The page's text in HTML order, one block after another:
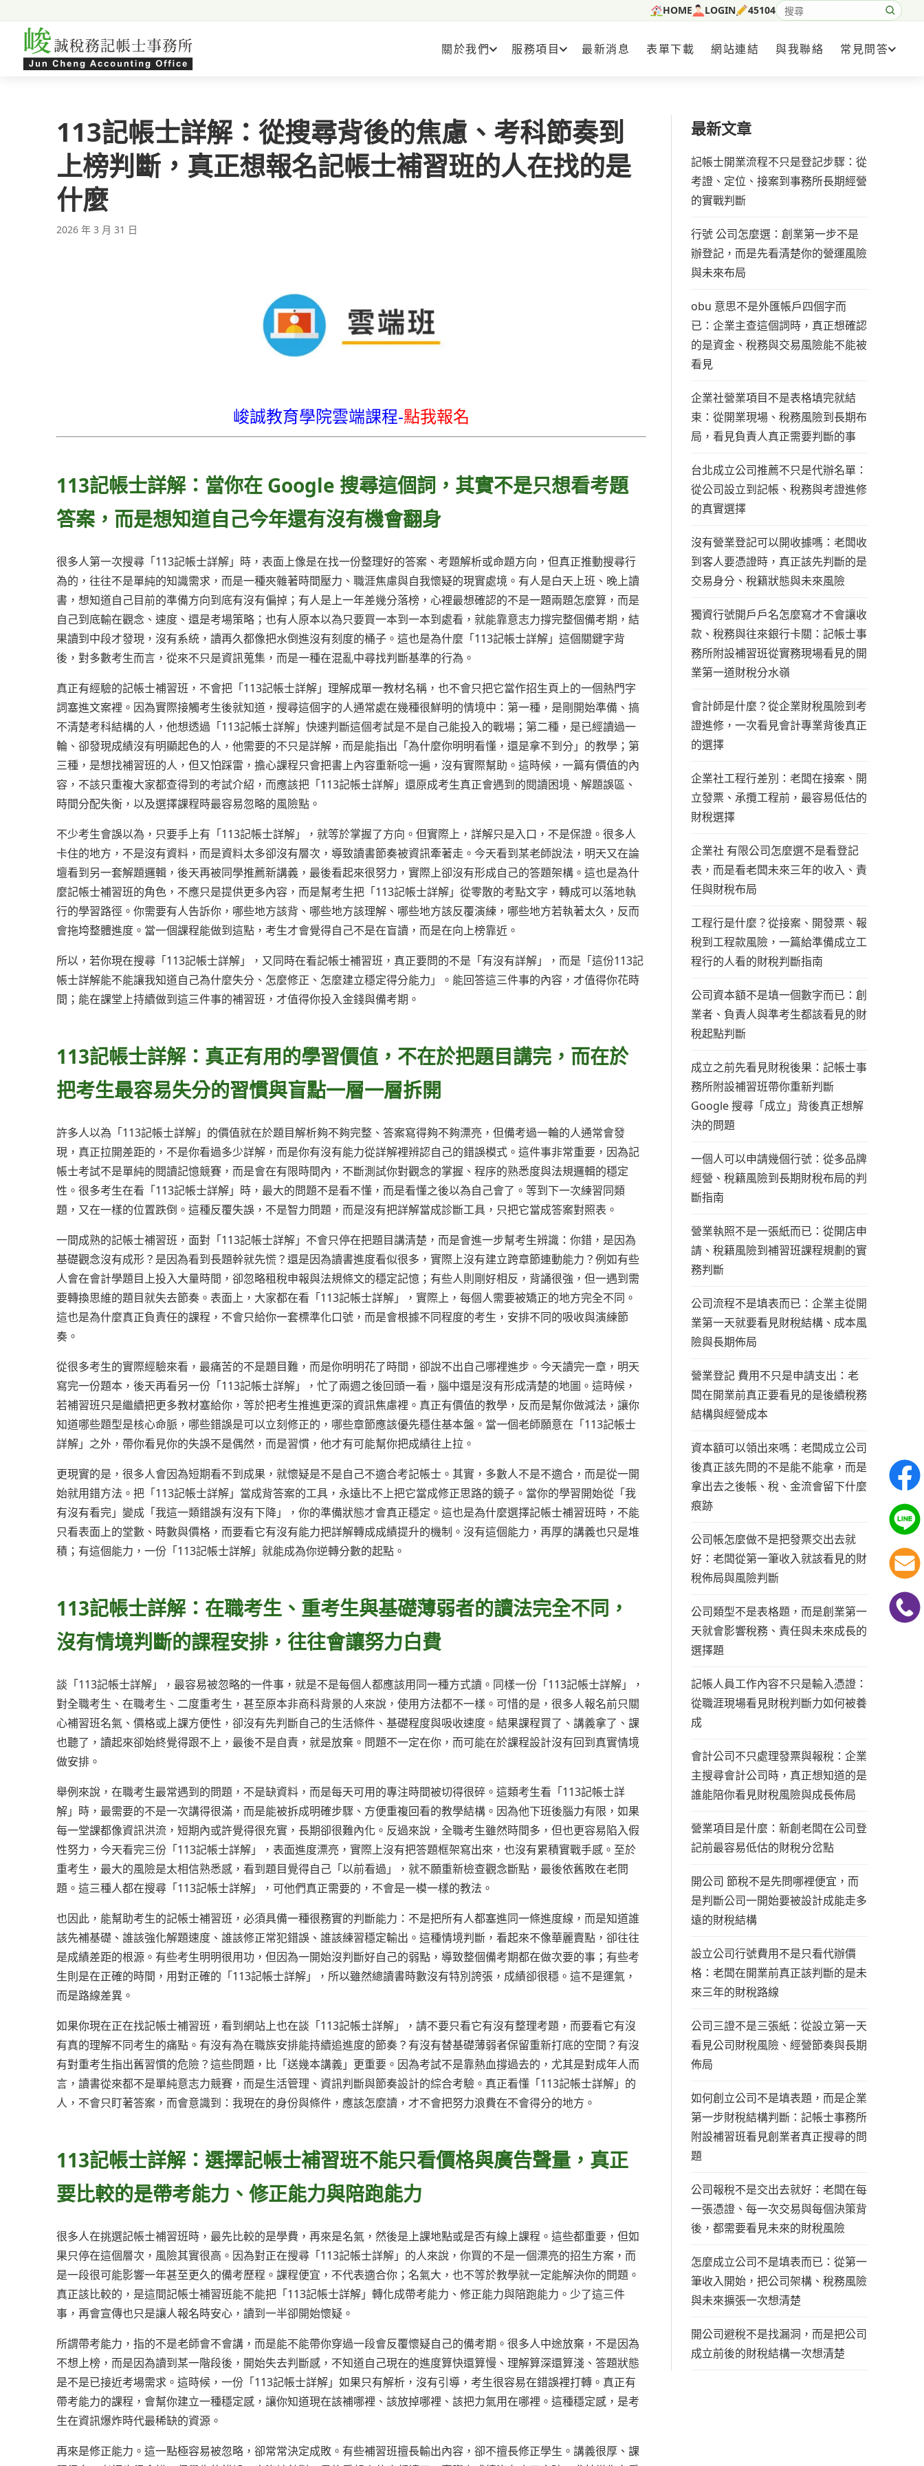
HOME LOGIN 45104
搜尋網站內容
關於我們
服務項目 最新消息 表單下載 網站連結 與我聯絡 常見問答
113記帳士詳解：從搜尋背後的焦慮、考科節奏到
上榜判斷，真正想報名記帳士補習班的人在找的是
什麼
2026 年 3 月 31 日
峻誠教育學院雲端課程-點我報名
113記帳士詳解：當你在 Google 搜尋這個詞，其實不是只想看考題
答案，而是想知道自己今年還有沒有機會翻身
很多人第一次搜尋「113記帳士詳解」時，表面上像是在找一份整理好的答案、考題解析或命題方向，但真正推動搜尋行
為的，往往不是單純的知識需求，而是一種夾雜著時間壓力、職涯焦慮與自我懷疑的現實處境。有人是白天上班、晚上讀
書，想知道自己目前的準備方向到底有沒有偏掉；有人是上一年差幾分落榜，心裡最想確認的不是一題兩題怎麼算，而是
自己到底輸在觀念、速度、還是考場策略；也有人原本以為只要買一本到一本到處看，就能靠意志力撐完整個備考期，結
果讀到中段才發現，沒有系統，讀再久都像把水倒進沒有刻度的桶子。這也是為什麼「113記帳士詳解」這個關鍵字背
後，對多數考生而言，從來不只是資訊蒐集，而是一種在混亂中尋找判斷基準的行為。
真正有經驗的記帳士補習班，不會把「113記帳士詳解」理解成單一教材名稱，也不會只把它當作招生頁上的一個熱門字
詞塞進文案裡。因為實際接觸考生後就知道，搜尋這個字的人通常處在幾種很鮮明的情境中：第一種，是剛開始準備、搞
不清楚考科結構的人，他想透過「113記帳士詳解」快速判斷這個考試是不是自己能投入的戰場；第二種，是已經讀過一
輪、卻發現成績沒有明顯起色的人，他需要的不只是詳解，而是能指出「為什麼你明明看懂，還是拿不到分」的教學；第
三種，是想找補習班的人，但又怕踩雷，擔心課程只會把書上內容重新唸一遍，沒有實際幫助。這時候，一篇有價值的內
容，不該只重複大家都查得到的考試介紹，而應該把「113記帳士詳解」還原成考生真正會遇到的閱讀困境、解題誤區、
時間分配失衡，以及選擇課程時最容易忽略的風險點。
不少考生會誤以為，只要手上有「113記帳士詳解」，就等於掌握了方向。但實際上，詳解只是入口，不是保證。很多人
卡住的地方，不是沒有資料，而是資料太多卻沒有層次，導致讀書節奏被資訊牽著走。今天看到某老師說法，明天又在論
壇看到另一套解題邏輯，後天再被同學推薦新講義，最後看起來很努力，實際上卻沒有形成自己的答題架構。這也是為什
麼記帳士補習班的角色，不應只是提供更多內容，而是幫考生把「113記帳士詳解」從零散的考點文字，轉成可以落地執
行的學習路徑。你需要有人告訴你，哪些地方該背、哪些地方該理解、哪些地方該反覆演練，哪些地方若執著太久，反而
會拖垮整體進度。當一個課程能做到這點，考生才會覺得自己不是在盲讀，而是在向上榜靠近。
所以，若你現在搜尋「113記帳士詳解」，又同時在看記帳士補習班，真正要問的不是「有沒有詳解」，而是「這份113記
帳士詳解能不能讓我知道自己為什麼失分、怎麼修正、怎麼建立穩定得分能力」。能回答這三件事的內容，才值得你花時
間；能在課堂上持續做到這三件事的補習班，才值得你投入金錢與備考期。
113記帳士詳解：真正有用的學習價值，不在於把題目講完，而在於
把考生最容易失分的習慣與盲點一層一層拆開
許多人以為「113記帳士詳解」的價值就在於題目解析夠不夠完整、答案寫得夠不夠漂亮，但備考過一輪的人通常會發
現，真正拉開差距的，不是你看過多少詳解，而是你有沒有能力從詳解裡辨認自己的錯誤模式。這件事非常重要，因為記
帳士考試不是單純的閱讀記憶競賽，而是會在有限時間內，不斷測試你對觀念的掌握、程序的熟悉度與法規邏輯的穩定
性。很多考生在看「113記帳士詳解」時，最大的問題不是看不懂，而是看懂之後以為自己會了。等到下一次練習同類
題，又在一樣的位置跌倒。這種反覆失誤，不是智力問題，而是沒有把詳解當成診斷工具，只把它當成答案對照表。
一間成熟的記帳士補習班，面對「113記帳士詳解」不會只停在把題目講清楚，而是會進一步幫考生辨識：你錯，是因為
基礎觀念沒有成形？是因為看到長題幹就先慌？還是因為讀書進度看似很多，實際上沒有建立跨章節連動能力？例如有些
人會在會計學題目上投入大量時間，卻忽略租稅申報與法規條文的穩定記憶；有些人則剛好相反，背誦很強，但一遇到需
要轉換思維的題目就失去節奏。表面上，大家都在看「113記帳士詳解」，實際上，每個人需要被矯正的地方完全不同。
這也是為什麼真正負責任的課程，不會只給你一套標準化口號，而是會根據不同程度的考生，安排不同的吸收與演練節
奏。
從很多考生的實際經驗來看，最痛苦的不是題目難，而是你明明花了時間，卻說不出自己哪裡進步。今天讀完一章，明天
寫完一份題本，後天再看另一份「113記帳士詳解」，忙了兩週之後回頭一看，腦中還是沒有形成清楚的地圖。這時候，
若補習班只是繼續把更多教材塞給你，等於把考生推進更深的資訊焦慮裡。真正有價值的教學，反而是幫你做減法，讓你
知道哪些題型是核心命脈，哪些錯誤是可以立刻修正的，哪些章節應該優先穩住基本盤。當一個老師願意在「113記帳士
詳解」之外，帶你看見你的失誤不是偶然，而是習慣，他才有可能幫你把成績往上拉。
更現實的是，很多人會因為短期看不到成果，就懷疑是不是自己不適合考記帳士。其實，多數人不是不適合，而是從一開
始就用錯方法。把「113記帳士詳解」當成背答案的工具，永遠比不上把它當成修正思路的鏡子。當你的學習開始從「我
有沒有看完」變成「我這一類錯誤有沒有下降」，你的準備狀態才會真正穩定。這也是為什麼選擇記帳士補習班時，不能
只看表面上的堂數、時數與價格，而要看它有沒有能力把詳解轉成成績提升的機制。沒有這個能力，再厚的講義也只是堆
積；有這個能力，一份「113記帳士詳解」就能成為你逆轉分數的起點。
113記帳士詳解：在職考生、重考生與基礎薄弱者的讀法完全不同，
沒有情境判斷的課程安排，往往會讓努力白費
談「113記帳士詳解」，最容易被忽略的一件事，就是不是每個人都應該用同一種方式讀。同樣一份「113記帳士詳解」，
對全職考生、在職考生、二度重考生，甚至原本非商科背景的人來說，使用方法都不一樣。可惜的是，很多人報名前只關
心補習班名氣、價格或上課方便性，卻沒有先判斷自己的生活條件、基礎程度與吸收速度。結果課程買了、講義拿了、課
也聽了，讀起來卻始終覺得跟不上，最後不是自責，就是放棄。問題不一定在你，而可能在於課程設計沒有回到真實情境
做安排。
舉例來說，在職考生最常遇到的問題，不是缺資料，而是每天可用的專注時間被切得很碎。這類考生看「113記帳士詳
解」時，最需要的不是一次講得很滿，而是能被拆成明確步驟、方便重複回看的教學結構。因為他下班後腦力有限，如果
每一堂課都像資訊洪流，短期內或許覺得很充實，長期卻很難內化。反過來說，全職考生雖然時間多，但也更容易陷入假
性努力，今天看完三份「113記帳士詳解」，表面進度漂亮，實際上沒有把答題框架寫出來，也沒有累積實戰手感。至於
重考生，最大的風險是太相信熟悉感，看到題目覺得自己「以前看過」，就不願重新檢查觀念斷點，最後依舊敗在老問
題。這三種人都在搜尋「113記帳士詳解」，可他們真正需要的，不會是一模一樣的教法。
也因此，能幫助考生的記帳士補習班，必須具備一種很務實的判斷能力：不是把所有人都塞進同一條進度線，而是知道誰
該先補基礎、誰該強化解題速度、誰該修正常犯錯誤、誰該練習穩定輸出。這種情境判斷，看起來不像華麗賣點，卻往往
是成績差距的根源。有些考生明明很用功，但因為一開始沒判斷好自己的弱點，導致整個備考期都在做次要的事；有些考
生則是在正確的時間，用對正確的「113記帳士詳解」，所以雖然總讀書時數沒有特別誇張，成績卻很穩。這不是運氣，
而是路線差異。
如果你現在正在找記帳士補習班，看到網站上也在談「113記帳士詳解」，請不要只看它有沒有整理考題，而要看它有沒
有真的理解不同考生的痛點。有沒有為在職族安排能持續追進度的節奏？有沒有替基礎薄弱者保留重新打底的空間？有沒
有對重考生指出舊習慣的危險？這些問題，比「送幾本講義」更重要。因為考試不是靠熱血撐過去的，尤其是對成年人而
言，讀書從來都不是單純意志力競賽，而是生活管理、資訊判斷與節奏設計的綜合考驗。真正看懂「113記帳士詳解」的
人，不會只盯著答案，而會意識到：我現在的身份與條件，應該怎麼讀，才不會把努力浪費在不會得分的地方。
113記帳士詳解：選擇記帳士補習班不能只看價格與廣告聲量，真正
要比較的是帶考能力、修正能力與陪跑能力
很多人在挑選記帳士補習班時，最先比較的是學費，再來是名氣，然後是上課地點或是否有線上課程。這些都重要，但如
果只停在這個層次，風險其實很高。因為對正在搜尋「113記帳士詳解」的人來說，你買的不是一個漂亮的招生方案，而
是一段很可能影響一年甚至更久的備考歷程。課程便宜，不代表適合你；名氣大，也不等於教學就一定能解決你的問題。
真正該比較的，是這間記帳士補習班能不能把「113記帳士詳解」轉化成帶考能力、修正能力與陪跑能力。少了這三件
事，再會宣傳也只是讓人報名時安心，讀到一半卻開始懷疑。
所謂帶考能力，指的不是老師會不會講，而是能不能帶你穿過一段會反覆懷疑自己的備考期。很多人中途放棄，不是因為
不想上榜，而是因為讀到某一階段後，開始失去判斷感，不知道自己現在的進度算快還算慢、理解算深還算淺、答題狀態
是不是已接近考場需求。這時候，一份「113記帳士詳解」如果只有解析，沒有引導，考生很容易在錯誤裡打轉。真正有
帶考能力的課程，會幫你建立一種穩定感，讓你知道現在該補哪裡、該放掉哪裡、該把力氣用在哪裡。這種穩定感，是考
生在資訊爆炸時代最稀缺的資源。
再來是修正能力。這一點極容易被忽略，卻常常決定成敗。有些補習班擅長輸出內容，卻不擅長修正學生。講義很厚、課
最新文章
記帳士開業流程不只是登記步驟：從
考證、定位、接案到事務所長期經營
的實戰判斷
行號 公司怎麼選：創業第一步不是
辦登記，而是先看清楚你的營運風險
與未來布局
obu 意思不是外匯帳戶四個字而
已：企業主查這個詞時，真正想確認
的是資金、稅務與交易風險能不能被
看見
企業社營業項目不是表格填完就結
束：從開業現場、稅務風險到長期布
局，看見負責人真正需要判斷的事
台北成立公司推薦不只是代辦名單：
從公司設立到記帳、稅務與考證進修
的真實選擇
沒有營業登記可以開收據嗎：老闆收
到客人要憑證時，真正該先判斷的是
交易身分、稅籍狀態與未來風險
獨資行號開戶戶名怎麼寫才不會讓收
款、稅務與往來銀行卡關：記帳士事
務所附設補習班從實務現場看見的開
業第一道財稅分水嶺
會計師是什麼？從企業財稅風險到考
證進修，一次看見會計專業背後真正
的選擇
企業社工程行差別：老闆在接案、開
立發票、承攬工程前，最容易低估的
財稅選擇
企業社 有限公司怎麼選不是看登記
表，而是看老闆未來三年的收入、責
任與財稅布局
工程行是什麼？從接案、開發票、報
稅到工程款風險，一篇給準備成立工
程行的人看的財稅判斷指南
公司資本額不是填一個數字而已：創
業者、負責人與準考生都該看見的財
稅起點判斷
成立之前先看見財稅後果：記帳士事
務所附設補習班帶你重新判斷
Google 搜尋「成立」背後真正想解
決的問題
一個人可以申請幾個行號：從多品牌
經營、稅籍風險到長期財稅布局的判
斷指南
營業執照不是一張紙而已：從開店申
請、稅籍風險到補習班課程規劃的實
務判斷
公司流程不是填表而已：企業主從開
業第一天就要看見財稅結構、成本風
險與長期佈局
營業登記 費用不只是申請支出：老
闆在開業前真正要看見的是後續稅務
結構與經營成本
資本額可以領出來嗎：老闆成立公司
後真正該先問的不是能不能拿，而是
拿出去之後帳、稅、金流會留下什麼
痕跡
公司帳怎麼做不是把發票交出去就
好：老闆從第一筆收入就該看見的財
稅佈局與風險判斷
公司類型不是表格題，而是創業第一
天就會影響稅務、責任與未來成長的
選擇題
記帳人員工作內容不只是輸入憑證：
從職涯現場看見財稅判斷力如何被養
成
會計公司不只處理發票與報稅：企業
主搜尋會計公司時，真正想知道的是
誰能陪你看見財稅風險與成長佈局
營業項目是什麼：新創老闆在公司登
記前最容易低估的財稅分岔點
開公司 節稅不是先問哪裡便宜，而
是判斷公司一開始要被設計成能走多
遠的財稅結構
設立公司行號費用不是只看代辦價
格：老闆在開業前真正該判斷的是未
來三年的財稅路線
公司三證不是三張紙：從設立第一天
看見公司財稅風險、經營節奏與長期
佈局
如何創立公司不是填表題，而是企業
第一步財稅結構判斷：記帳士事務所
附設補習班看見創業者真正搜尋的問
題
公司報稅不是交出去就好：老闆在每
一張憑證、每一次交易與每個決策背
後，都需要看見未來的財稅風險
怎麼成立公司不是填表而已：從第一
筆收入開始，把公司架構、稅務風險
與未來擴張一次想清楚
開公司避稅不是找漏洞，而是把公司
成立前後的財稅結構一次想清楚